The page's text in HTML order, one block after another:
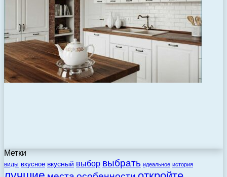
Метки
виды вкусное вкусный выбор выбрать идеальное история